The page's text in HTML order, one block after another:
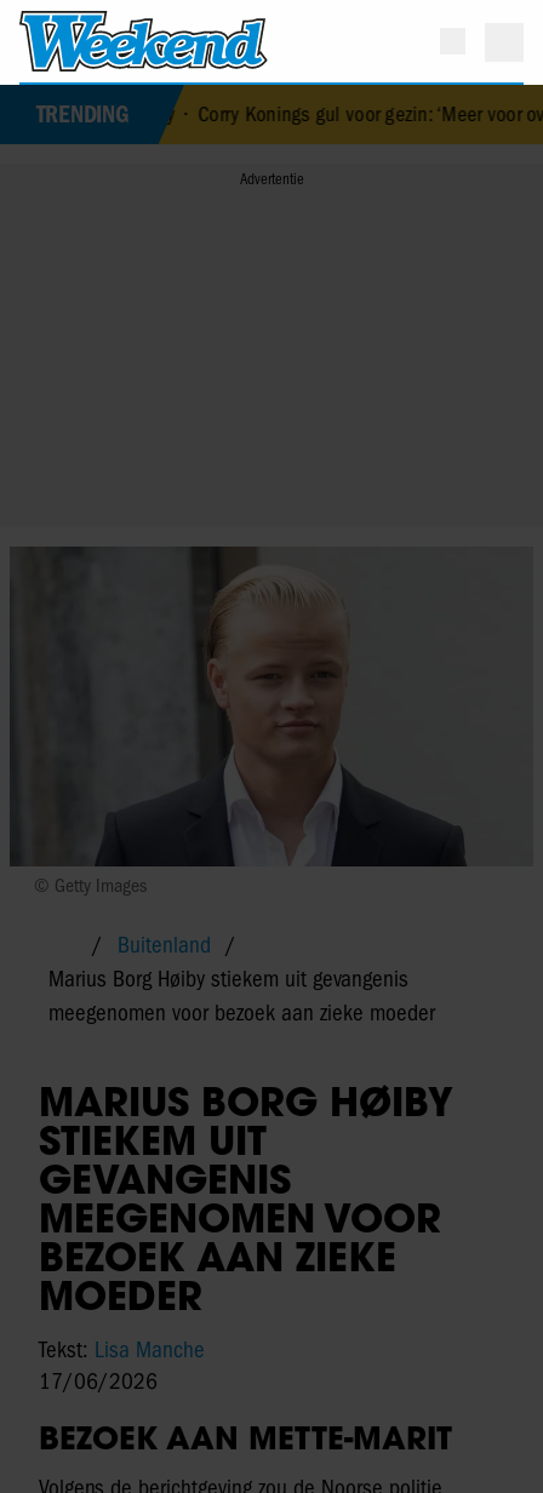
TRENDING
baby•Corry Konings gul voor gezin: ‘Meer voor over dan voor
© Getty Images
Buitenland
Marius Borg Høiby stiekem uit gevangenis
meegenomen voor bezoek aan zieke moeder
MARIUS BORG HØIBY
STIEKEM UIT
GEVANGENIS
MEEGENOMEN VOOR
BEZOEK AAN ZIEKE
MOEDER
Tekst: Lisa Manche
17/06/2026
BEZOEK AAN METTE-MARIT
Volgens de berichtgeving zou de Noorse politie